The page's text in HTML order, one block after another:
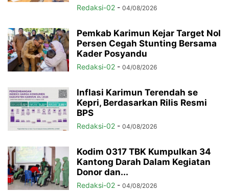
Redaksi-02 - 04/08/2026
Pemkab Karimun Kejar Target Nol
Persen Cegah Stunting Bersama
Kader Posyandu
Redaksi-02 - 04/08/2026
Inflasi Karimun Terendah se
Kepri, Berdasarkan Rilis Resmi
BPS
Redaksi-02 - 04/08/2026
Kodim 0317 TBK Kumpulkan 34
Kantong Darah Dalam Kegiatan
Donor dan...
Redaksi-02 - 04/08/2026